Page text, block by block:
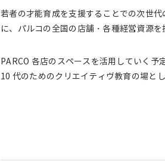
若者の才能育成を支援することでの次世
に、パルコの全国の店舗・各種経営資源
PARCO 各店のスペースを活用していく
10 代のためのクリエイティヴ教育の場と